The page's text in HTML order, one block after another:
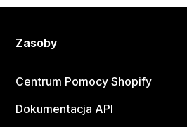
Zasoby
Centrum Pomocy Shopify
Dokumentacja API